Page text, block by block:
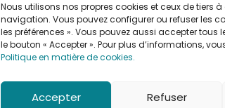
Nous utilisons nos propres cookies et ceux de tiers
navigation. Vous pouvez configurer ou refuser les
les préférences ». Vous pouvez aussi accepter tous
le bouton « Accepter ». Pour plus d’informations,
Politique en matière de cookies.
Accepter Refuser